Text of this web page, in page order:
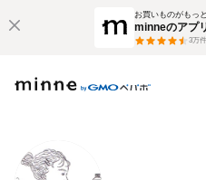
お買いものがもっ
minneのアプ
3万